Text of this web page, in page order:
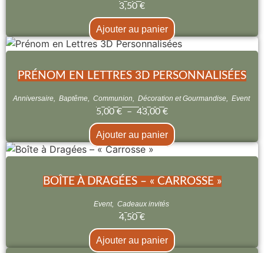
3,50 €
Ajouter au panier
PRÉNOM EN LETTRES 3D PERSONNALISÉES
Anniversaire, Baptême, Communion, Décoration et Gourmandise, Event
5,00 € – 43,00 €
Ajouter au panier
BOÎTE À DRAGÉES – « CARROSSE »
Event, Cadeaux invités
4,50 €
Ajouter au panier